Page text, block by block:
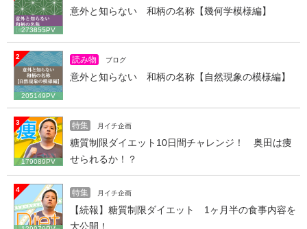
273855PV
意外と知らない 和柄の名称【幾何学模様編】
2
205149PV
読み物 ブログ
意外と知らない 和柄の名称【自然現象の模様編】
3
179089PV
特集 月イチ企画
糖質制限ダイエット10日間チャレンジ！ 奥田は痩
せられるか！？
4 特集 月イチ企画
【続報】糖質制限ダイエット 1ヶ月半の食事内容を
大公開！